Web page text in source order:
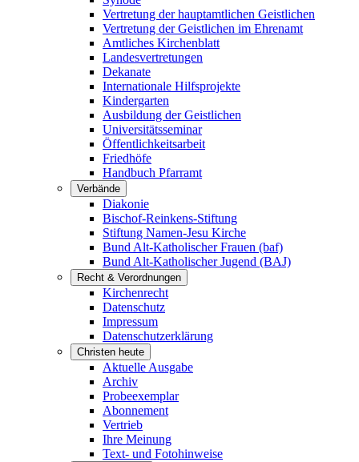
Vertretung der hauptamtlichen Geistlichen
Vertretung der Geistlichen im Ehrenamt
Amtliches Kirchenblatt
Landesvertretungen
Dekanate
Internationale Hilfsprojekte
Kindergarten
Ausbildung der Geistlichen
Universitätsseminar
Öffentlichkeitsarbeit
Friedhöfe
Handbuch Pfarramt
Verbände
Diakonie
Bischof-Reinkens-Stiftung
Stiftung Namen-Jesu Kirche
Bund Alt-Katholischer Frauen (baf)
Bund Alt-Katholischer Jugend (BAJ)
Recht & Verordnungen
Kirchenrecht
Datenschutz
Impressum
Datenschutzerklärung
Christen heute
Aktuelle Ausgabe
Archiv
Probeexemplar
Abonnement
Vertrieb
Ihre Meinung
Text- und Fotohinweise